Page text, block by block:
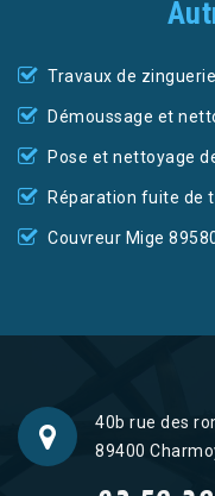
Travaux de
Démoussage et
Pose et nettoyage
Réparation fuite de
Couvreur Mige
40b rue des
89400